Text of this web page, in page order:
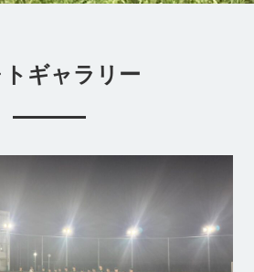
ギャラリー